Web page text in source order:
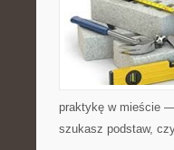
praktykę w mieście
szukasz podstaw,